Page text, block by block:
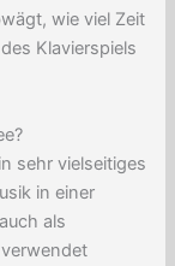
wie viel Zeit
Klavierspiels
sehr vielseitiges
in einer
als